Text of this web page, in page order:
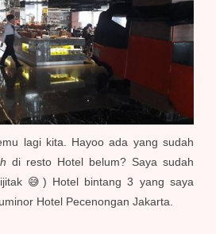
lagi kita. Hayoo ada yang sudah
di resto Hotel belum? Saya sudah
😅) Hotel bintang 3 yang saya
Hotel Pecenongan Jakarta.